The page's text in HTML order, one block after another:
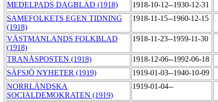
MEDELPADS DAGBLAD (1918)
1918-10-12--1930-12-31
SAMEFOLKETS EGEN TIDNING
(1918)
1918-11-15--1960-12-15
VÄSTMANLANDS FOLKBLAD
(1918)
1918-11-23--1959-11-30
TRANÅSPOSTEN (1918)
1918-12-06--1992-06-18
SÄFSJÖ NYHETER (1919)
1919-01-03--1940-10-09
NORRLÄNDSKA
SOCIALDEMOKRATEN (1919)
1919-01-04--